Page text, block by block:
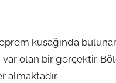
kuşağında
olan bir gerçektir.
almaktadır.